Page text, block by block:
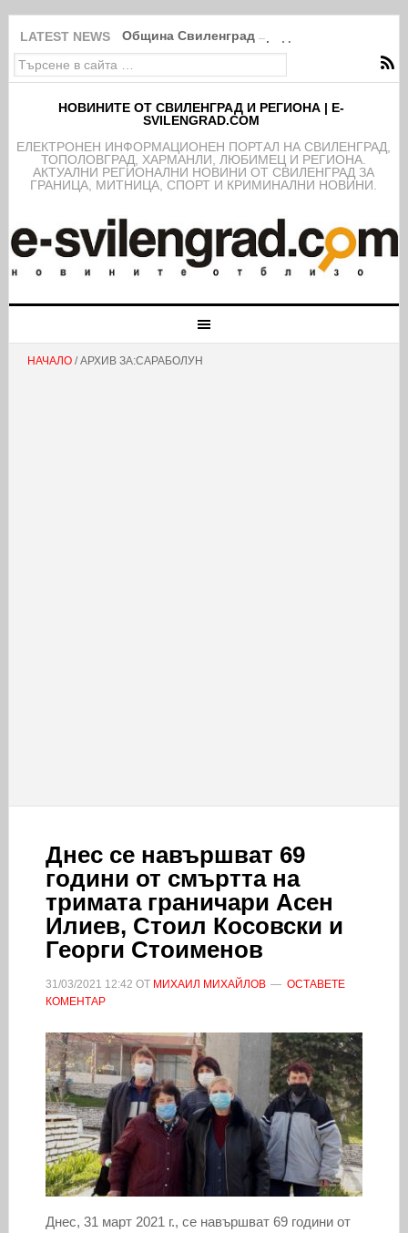
LATEST NEWS Община Свиленград продължава
НОВИНИТЕ ОТ СВИЛЕНГРАД И РЕГИОНА | E-
SVILENGRAD.COM
EЛЕКТРОНЕН ИНФОРМАЦИОНЕН ПОРТАЛ НА СВИЛЕНГРАД,
ТОПОЛОВГРАД, ХАРМАНЛИ, ЛЮБИМЕЦ И РЕГИОНА.
АКТУАЛНИ РЕГИОНАЛНИ НОВИНИ ОТ СВИЛЕНГРАД ЗА
ГРАНИЦА, МИТНИЦА, СПОРТ И КРИМИНАЛНИ НОВИНИ.
НАЧАЛО/ АРХИВ ЗА:САРАБОЛУН
Днес се навършват 69
години от смъртта на
тримата граничари Асен
Илиев, Стоил Косовски и
Георги Стоименов
31/03/2021 12:42 ОТ МИХАИЛ МИХАЙЛОВ
ОСТАВЕТЕ
КОМЕНТАР
Днес, 31 март 2021 г., се навършват 69 години от